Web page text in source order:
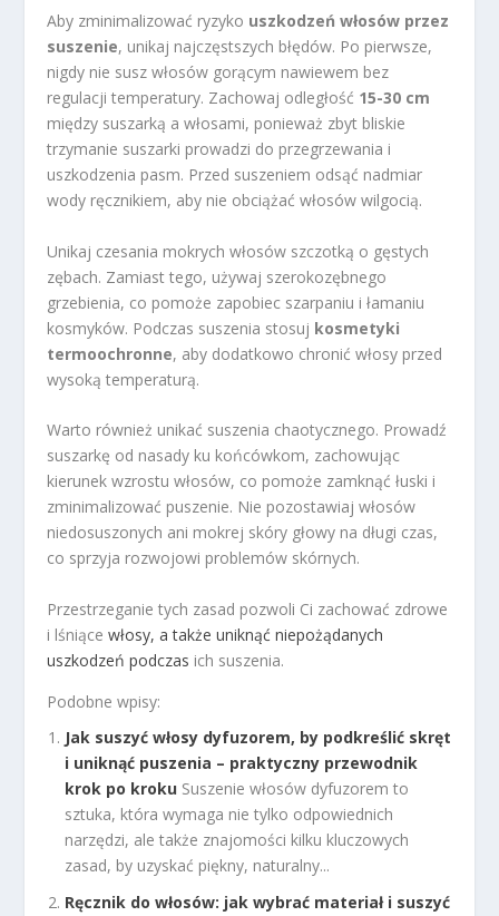
Aby zminimalizować ryzyko uszkodzeń włosów przez
suszenie, unikaj najczęstszych błędów. Po pierwsze,
nigdy nie susz włosów gorącym nawiewem bez
regulacji temperatury. Zachowaj odległość 15-30 cm
między suszarką a włosami, ponieważ zbyt bliskie
trzymanie suszarki prowadzi do przegrzewania i
uszkodzenia pasm. Przed suszeniem odsąć nadmiar
wody ręcznikiem, aby nie obciążać włosów wilgocią.
Unikaj czesania mokrych włosów szczotką o gęstych
zębach. Zamiast tego, używaj szerokozębnego
grzebienia, co pomoże zapobiec szarpaniu i łamaniu
kosmyków. Podczas suszenia stosuj kosmetyki
termoochronne, aby dodatkowo chronić włosy przed
wysoką temperaturą.
Warto również unikać suszenia chaotycznego. Prowadź
suszarkę od nasady ku końcówkom, zachowując
kierunek wzrostu włosów, co pomoże zamknąć łuski i
zminimalizować puszenie. Nie pozostawiaj włosów
niedosuszonych ani mokrej skóry głowy na długi czas,
co sprzyja rozwojowi problemów skórnych.
Przestrzeganie tych zasad pozwoli Ci zachować zdrowe
i lśniącewłosy, a także uniknąć niepożądanych
uszkodzeń podczas ich suszenia.
Podobne wpisy:
Jak suszyć włosy dyfuzorem, by podkreślić skręt
i uniknąć puszenia – praktyczny przewodnik
krok po kroku Suszenie włosów dyfuzorem to
sztuka, która wymaga nie tylko odpowiednich
narzędzi, ale także znajomości kilku kluczowych
zasad, by uzyskać piękny, naturalny...
Ręcznik do włosów: jak wybrać materiał i suszyć